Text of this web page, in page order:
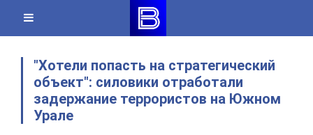
content
"Хотели попасть на стратегический
объект": силовики отработали
задержание террористов на Южном
Урале